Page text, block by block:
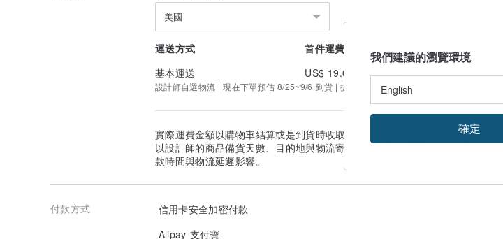
美國
運送方式 首件運費
基本運送
US$ 19.03 US$ 0.00
設計師自選物流 | 現在下單預估 8/25~9/6 到貨 | 提供追蹤
實際運費金額以購物車結算或是到貨時收取的金額為準。
以設計師的商品備貨天數、目的地與物流寄送天數估算。實際到貨日可能因付
款時間與物流延遲影響。
付款方式
信用卡安全加密付款
Alipay 支付寶
我們建議的瀏覽環境
確定